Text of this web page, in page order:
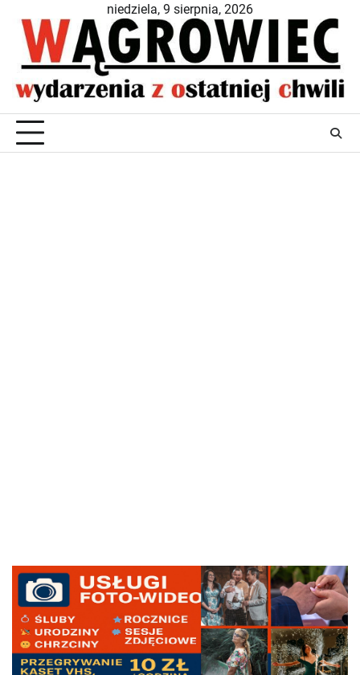
content
niedziela, 9 sierpnia, 2026